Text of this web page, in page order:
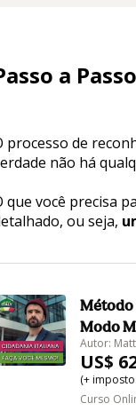
a
processo de
não há
que você precisa
ou seja,
Método
Modo
Autor:
US$
(+
Curso